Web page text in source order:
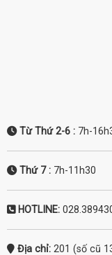
Từ Thứ 2-6 : 7h-
Thứ 7: 7h-11h30
HOTLINE:
Địa chỉ: 201 (số cũ